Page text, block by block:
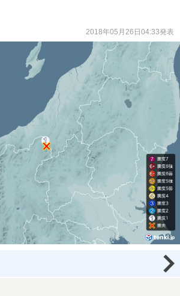
2018年05月26日04:33発表